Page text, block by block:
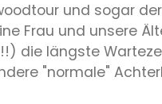
und sogar
Frau und unsere
die längste
"normale"